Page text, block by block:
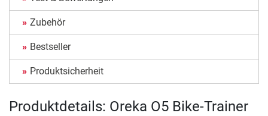
Zubehör
Bestseller
Produktsicherheit
Produktdetails: Oreka O5 Bike-Trainer